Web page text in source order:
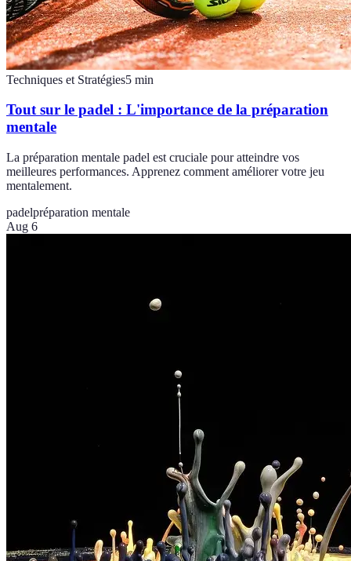
Techniques et Stratégies5 min
Tout sur le padel : L'importance de la préparation
mentale
La préparation mentale padel est cruciale pour atteindre vos
meilleures performances. Apprenez comment améliorer votre jeu
mentalement.
padelpréparation mentale
Aug 6